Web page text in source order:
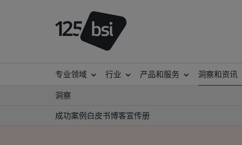
专业领域 行业 产品和服务 洞察和资讯
洞察
成功案例 白皮书博客宣传册